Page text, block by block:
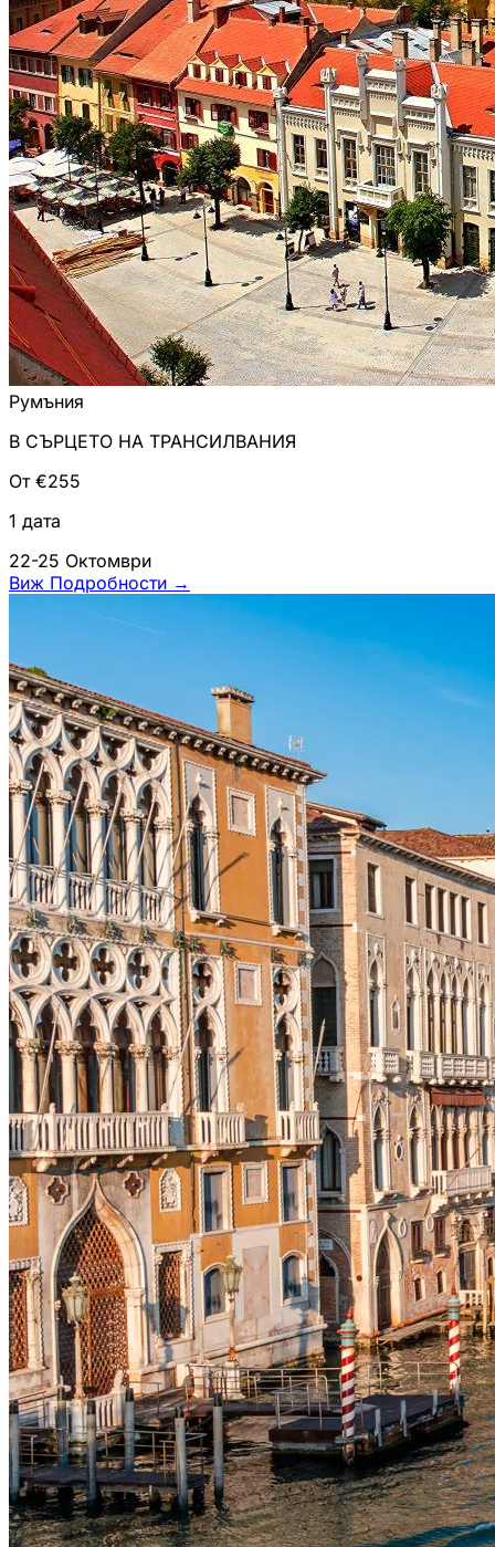
Румъния
В СЪРЦЕТО НА ТРАНСИЛВАНИЯ
От €255
1 дата
22-25 Октомври
Виж Подробности →